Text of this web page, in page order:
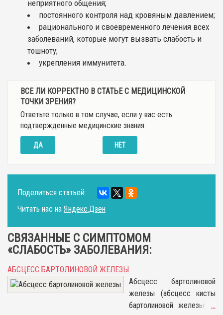
неприятного общения;
постоянного контроля над кровяным давлением;
рационального и своевременного лечения всех
заболеваний, которые могут вызвать слабость и
тошноту;
укрепления иммунитета.
ВСЕ ЛИ КОРРЕКТНО В СТАТЬЕ С МЕДИЦИНСКОЙ
ТОЧКИ ЗРЕНИЯ?
Ответьте только в том случае, если у вас есть
подтвержденные медицинские знания
ДА НЕТ
Поделиться статьей:
Читать нас на Яндекс.Дзен
СВЯЗАННЫЕ С СИМПТОМОМ
«СЛАБОСТЬ» ЗАБОЛЕВАНИЯ:
АБСЦЕСС БАРТОЛИНОВОЙ ЖЕЛЕЗЫ
Абсцесс бартолиновой
железы (абсцесс кисты
бартолиновой железы) –
...